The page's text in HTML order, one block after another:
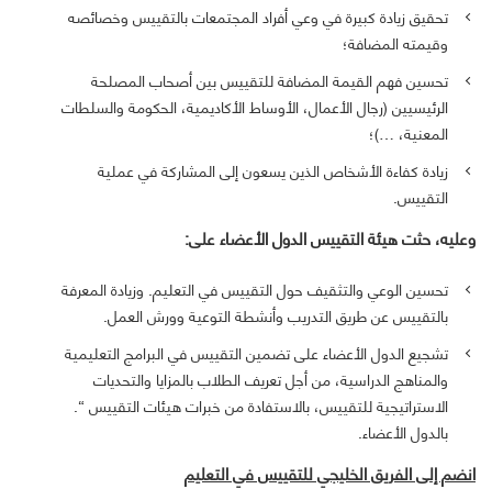
تحقيق زيادة كبيرة في وعي أفراد المجتمعات بالتقييس وخصائصه
وقيمته المضافة؛
تحسين فهم القيمة المضافة للتقييس بين أصحاب المصلحة
الرئيسيين (رجال الأعمال، الأوساط الأكاديمية، الحكومة والسلطات
المعنية، …)؛
زيادة كفاءة الأشخاص الذين يسعون إلى المشاركة في عملية
التقييس.
وعليه، حثت هيئة التقييس الدول الأعضاء على:
تحسين الوعي والتثقيف حول التقييس في التعليم. وزيادة المعرفة
بالتقييس عن طريق التدريب وأنشطة التوعية وورش العمل.
تشجيع الدول الأعضاء على تضمين التقييس في البرامج التعليمية
والمناهج الدراسية، من أجل تعريف الطلاب بالمزايا والتحديات
الاستراتيجية للتقييس، بالاستفادة من خبرات هيئات التقييس “.
بالدول الأعضاء.
انضم إلى الفريق الخليجي للتقييس في التعليم